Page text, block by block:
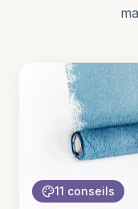
11 conseils